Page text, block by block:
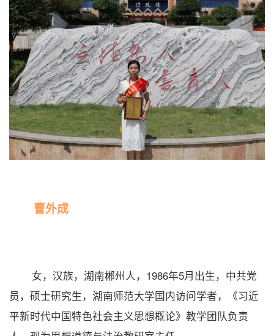
曹外成
女，汉族，湖南郴州人，1986年5月出生，中共党
员，硕士研究生，湖南师范大学国内访问学者，《习近
平新时代中国特色社会主义思想概论》教学团队负责